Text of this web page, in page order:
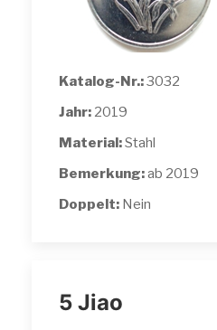
Katalog-Nr.:3032
Jahr: 2019
Material:Stahl
Bemerkung:ab 2019
Doppelt: Nein
5 Jiao